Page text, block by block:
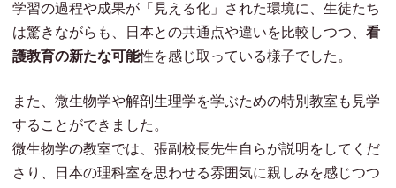
学習の過程や成果が「見える化」された環境に、生徒たち
は驚きながらも、日本との共通点や違いを比較しつつ、 看
護教育の新たな可能性を感じ取っている様子でした。
また、微生物学や解剖生理学を学ぶための特別教室も見学
することができました。
微生物学の教室では、張副校長先生自らが説明をしてくだ
さり、日本の理科室を思わせる雰囲気に親しみを感じつつ